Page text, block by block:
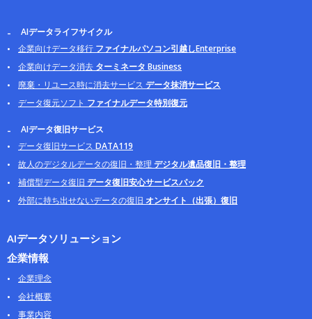
AIデータライフサイクル
企業向けデータ移行 ファイナルパソコン引越しEnterprise
企業向けデータ消去 ターミネータ Business
廃棄・リユース時に消去サービス データ抹消サービス
データ復元ソフト ファイナルデータ特別復元
AIデータ復旧サービス
データ復旧サービス DATA119
故人のデジタルデータの復旧・整理 デジタル遺品復旧・整理
補償型データ復旧 データ復旧安心サービスパック
外部に持ち出せないデータの復旧 オンサイト（出張）復旧
AIデータソリューション
企業情報
企業理念
会社概要
事業内容